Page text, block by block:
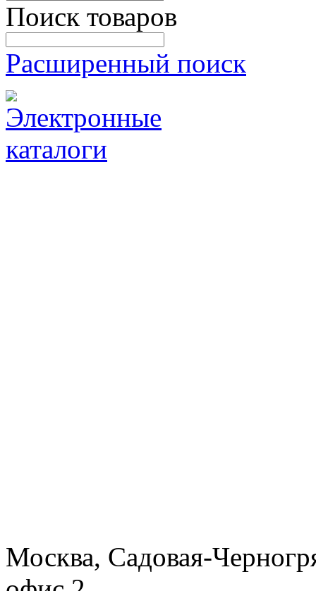
Поиск товаров
Расширенный поиск
Москва, Садовая-